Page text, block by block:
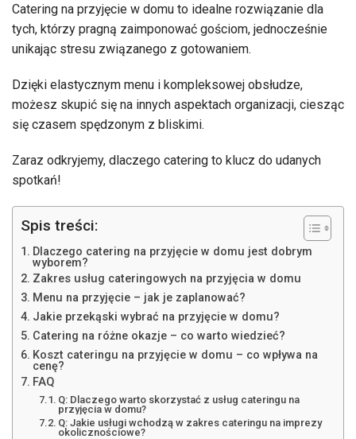
Catering na przyjęcie w domu to idealne rozwiązanie dla
tych, którzy pragną zaimponować gościom, jednocześnie
unikając stresu związanego z gotowaniem.
Dzięki elastycznym menu i kompleksowej obsłudze,
możesz skupić się na innych aspektach organizacji, ciesząc
się czasem spędzonym z bliskimi.
Zaraz odkryjemy, dlaczego catering to klucz do udanych
spotkań!
Spis treści:
Dlaczego catering na przyjęcie w domu jest dobrym
wyborem?
Zakres usług cateringowych na przyjęcia w domu
Menu na przyjęcie – jak je zaplanować?
Jakie przekąski wybrać na przyjęcie w domu?
Catering na różne okazje – co warto wiedzieć?
Koszt cateringu na przyjęcie w domu – co wpływa na
cenę?
FAQ
Q: Dlaczego warto skorzystać z usług cateringu na
przyjęcia w domu?
Q: Jakie usługi wchodzą w zakres cateringu na imprezy
okolicznościowe?